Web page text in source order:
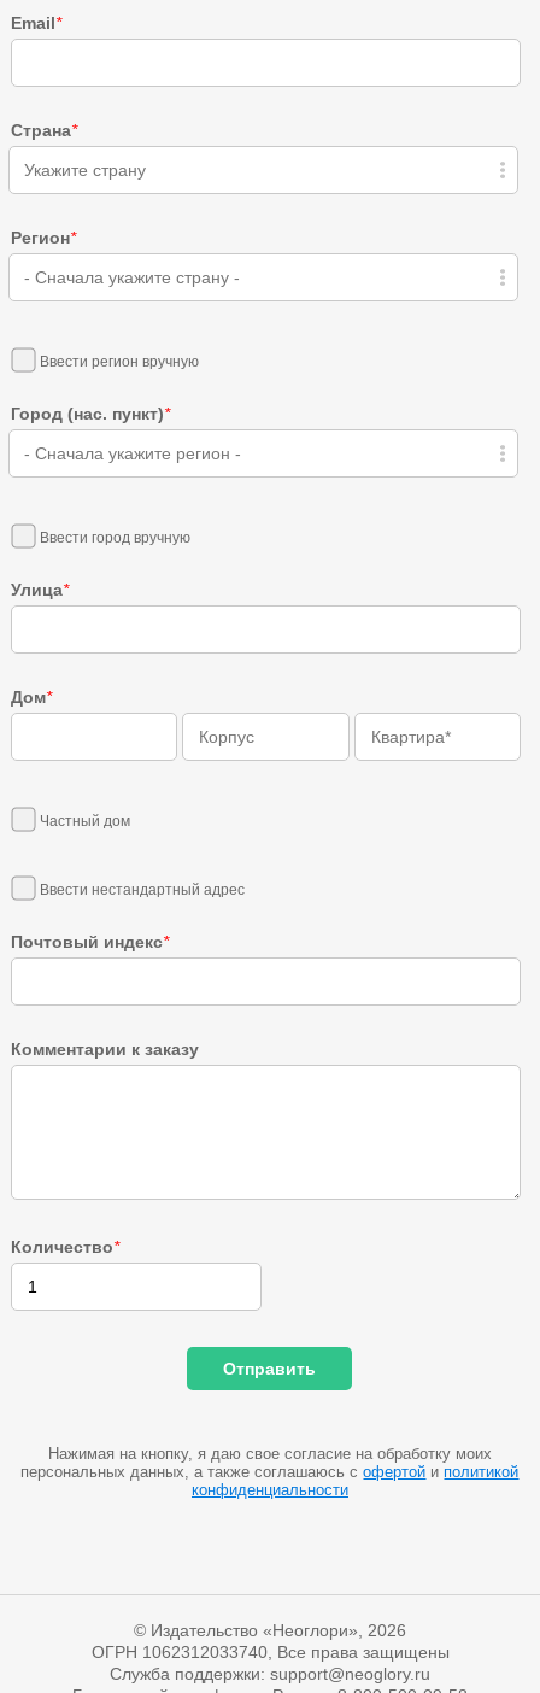
Email*
Страна*
Укажите страну
Регион*
- Сначала укажите страну -
Ввести регион вручную
Город (нас. пункт)*
- Сначала укажите регион -
Ввести город вручную
Улица*
Дом*
Частный дом
Ввести нестандартный адрес
Почтовый индекс*
Комментарии к заказу
Количество*
Нажимая на кнопку, я даю свое согласие на обработку моих
персональных данных, а также соглашаюсь софертой иполитикой
конфиденциальности
© Издательство «Неоглори», 2026
ОГРН 1062312033740, Все права защищены
Служба поддержки: support@neoglory.ru